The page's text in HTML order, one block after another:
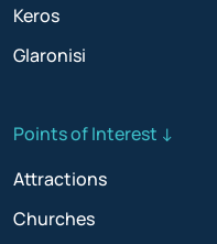
Keros
Glaronisi
Points of Interest ↓
Attractions
Churches